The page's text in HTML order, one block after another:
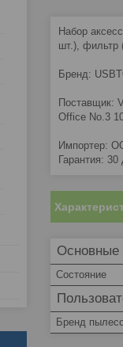
Набор
шт.), фильтр
Бренд:
Поставщик:
Office No.3
Импортер:
Гарантия: 30
Основные
Состояние
Бренд